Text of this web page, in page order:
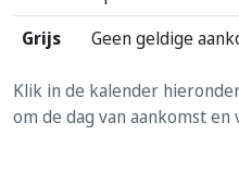
Grijs
Geen geldige
Klik in de kalender
om de dag van aankomst